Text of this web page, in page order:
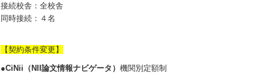
接続校舎：全校舎
同時接続：４名
【契約条件変更】
●CiNii（NII論文情報ナビゲータ） 機関別定額制